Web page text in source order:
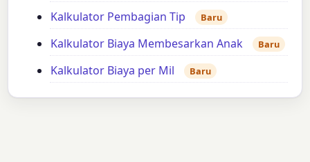
Kalkulator Pembagian Tip Baru
Kalkulator Biaya Membesarkan Anak Baru
Kalkulator Biaya per Mil Baru